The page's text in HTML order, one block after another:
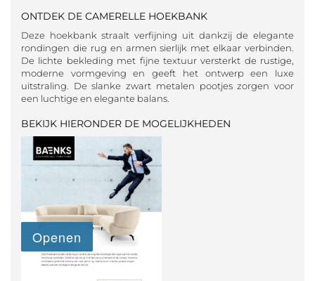
ONTDEK DE CAMERELLE HOEKBANK
Deze hoekbank straalt verfijning uit dankzij de elegante
rondingen die rug en armen sierlijk met elkaar verbinden.
De lichte bekleding met fijne textuur versterkt de rustige,
moderne vormgeving en geeft het ontwerp een luxe
uitstraling. De slanke zwart metalen pootjes zorgen voor
een luchtige en elegante balans.
BEKIJK HIERONDER DE MOGELIJKHEDEN